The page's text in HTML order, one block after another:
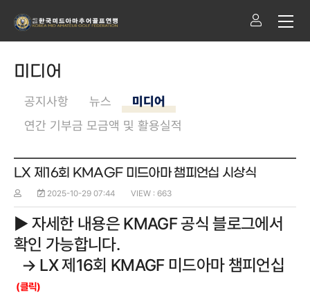
미디어
공지사항 뉴스
미디어
연간 기부금 모금액 및 활용실적
LX 제16회 KMAGF 미드아마 챔피언십 시상식
2025-10-29 07:44 VIEW : 663
▶ 자세한 내용은 KMAGF 공식 블로그에서
확인 가능합니다.
→ LX 제16회 KMAGF 미드아마 챔피언십
(클릭)